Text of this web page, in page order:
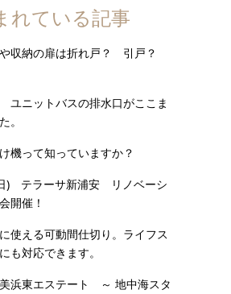
れている記事
収納の扉は折れ戸？ 引戸？
ユニットバスの排水口がここま
。
機って知っていますか？
) テラーサ新浦安 リノベーシ
開催！
使える可動間仕切り。ライフス
も対応できます。
美浜東エステート ～ 地中海スタ